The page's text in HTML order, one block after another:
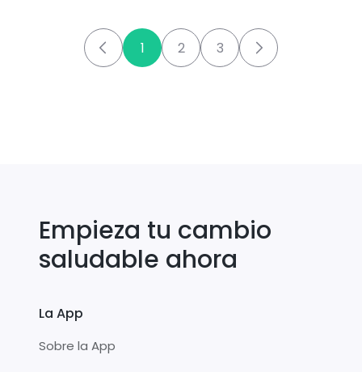
1 2 3
Empieza tu cambio
saludable ahora
La App
Sobre la App